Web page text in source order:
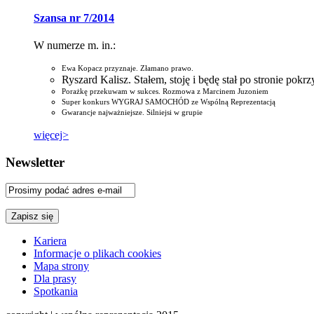
Szansa nr 7/2014
W numerze m. in.:
Ewa Kopacz przyznaje. Złamano prawo.
Ryszard Kalisz. Stałem, stoję i będę stał po stronie
Porażkę przekuwam w sukces. Rozmowa z Marcinem Juzoniem
Super konkurs WYGRAJ SAMOCHÓD ze Wspólną Reprezentacją
Gwarancje najważniejsze. Silniejsi w grupie
więcej>
Newsletter
Kariera
Informacje o plikach cookies
Mapa strony
Dla prasy
Spotkania